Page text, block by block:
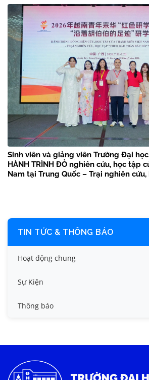
Sinh viên và giảng viên Trường Đại
HÀNH TRÌNH ĐỎ nghiên cứu, học tập
Nam tại Trung Quốc – Trại nghiên
TIN TỨC & THÔNG BÁO
Hoạt động chung
Tin công tác sinh viên
Tin đào tạo
Tin tức chung
Sự Kiện
Thông báo